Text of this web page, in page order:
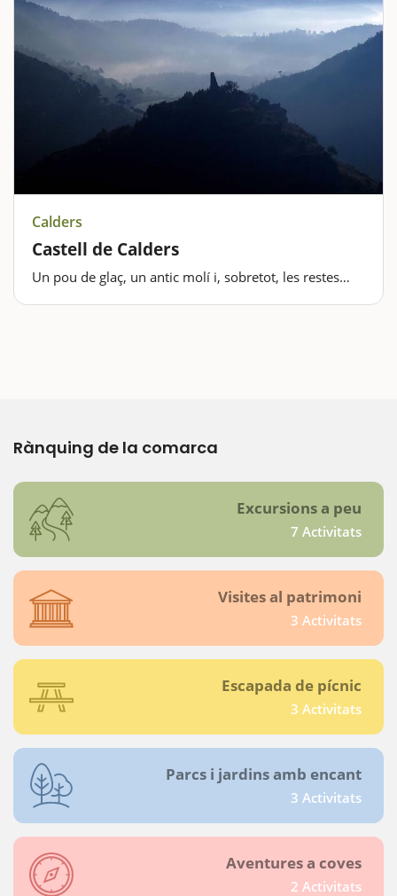
Calders
Castell de Calders
Un pou de glaç, un antic molí i, sobretot, les restes
Rànquing de la comarca
Excursions a peu
7 Activitats
Visites al patrimoni
3 Activitats
Escapada de pícnic
3 Activitats
Parcs i jardins amb encant
3 Activitats
Aventures a coves
2 Activitats